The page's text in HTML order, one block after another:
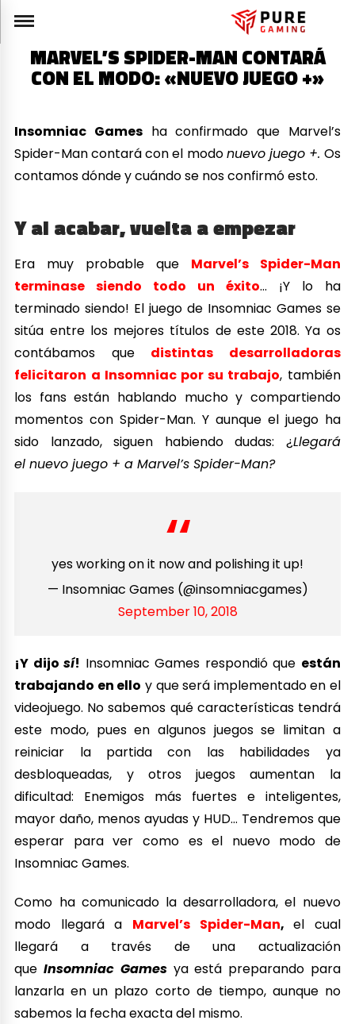
MARVEL’S SPIDER-MAN CONTARÁ
CON EL MODO: «NUEVO JUEGO +»
Insomniac Games ha confirmado que Marvel’s
Spider-Man contará con el modonuevo juego +. Os
contamos dónde y cuándo se nos confirmó esto.
Y al acabar, vuelta a empezar
Era muy probable que Marvel’s Spider-Man
terminase siendo todo un éxito… ¡Y lo ha
terminado siendo! El juego de Insomniac Games se
sitúa entre los mejores títulos de este 2018. Ya os
contábamos que distintas desarrolladoras
felicitaron a Insomniac por su trabajo, también
los fans están hablando mucho y compartiendo
momentos con Spider-Man. Y aunque el juego ha
sido lanzado, siguen habiendo dudas: ¿Llegará
el nuevo juego + a Marvel’s Spider-Man?
yes working on it now and polishing it up!
— Insomniac Games (@insomniacgames)
September 10, 2018
¡Y dijosí! Insomniac Games respondió que están
trabajando en ello y que será implementado en el
videojuego. No sabemos qué características tendrá
este modo, pues en algunos juegos se limitan a
reiniciar la partida con las habilidades ya
desbloqueadas, y otros juegos aumentan la
dificultad: Enemigos más fuertes e inteligentes,
mayor daño, menos ayudas y HUD… Tendremos que
esperar para ver como es el nuevo modo de
Insomniac Games.
Como ha comunicado la desarrolladora, el nuevo
modo llegará a Marvel’s Spider-Man,el cual
llegará a través de una actualización
queInsomniac Gamesya está preparando para
lanzarla en un plazo corto de tiempo, aunque no
sabemos la fecha exacta del mismo.